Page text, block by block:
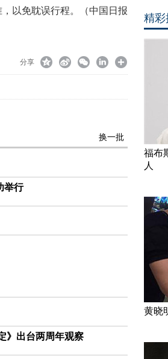
以免耽误行程。（中国日报
分享
换一批
举行
》出台两周年观察
精彩
福布
人
黄晓